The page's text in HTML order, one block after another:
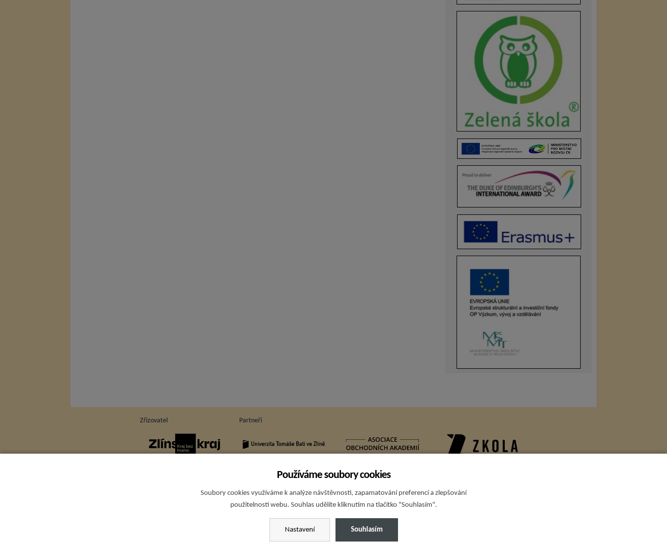
Zřizovatel Partneři
Používáme soubory cookies
Soubory cookies využíváme k analýze návštěvnosti, zapamatování preferencí a zlepšování
použitelnosti webu. Souhlas udělíte kliknutím na tlačítko "Souhlasím".
Nastavení Souhlasím